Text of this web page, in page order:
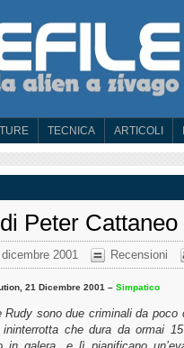
TECNICA ARTICOLI
Peter Cattaneo
2001 Recensioni
21 Dicembre 2001 – Simpatico
Rudy sono due criminali da
ininterrotta che dura da ormai